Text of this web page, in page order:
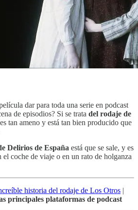
dar para toda una serie en podcast
de episodios? Si se trata del rodaje de
tan ameno y está tan bien producido que
Delirios de España está que se sale, y es
el coche de viaje o en un rato de holganza
historia del rodaje de Los Otros |
principales plataformas de podcast